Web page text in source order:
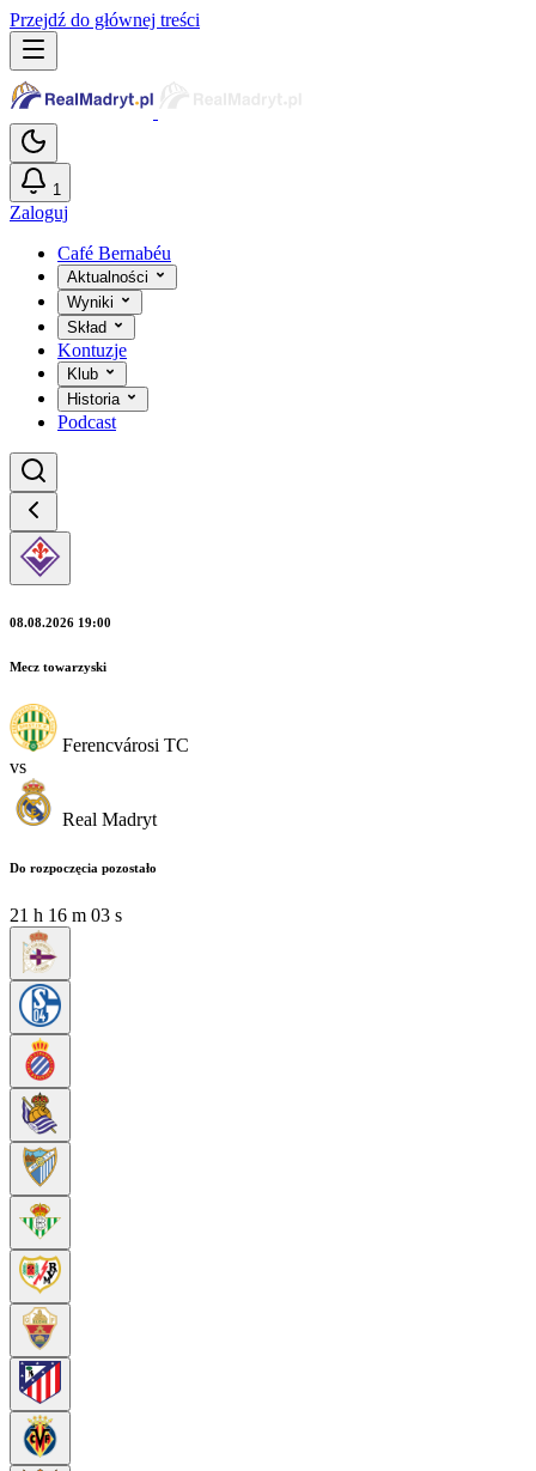
Przejdź do głównej treści
1
Zaloguj
Café Bernabéu
Aktualności
Wyniki
Skład
Kontuzje
Klub
Historia
Podcast
08.08.2026 19:00
Mecz towarzyski
Ferencvárosi TC
vs
Real Madryt
Do rozpoczęcia pozostało
21 h 16 m 01 s